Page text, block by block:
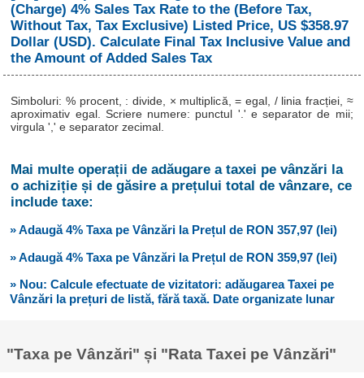
(Charge) 4% Sales Tax Rate to the (Before Tax,
Without Tax, Tax Exclusive) Listed Price, US $358.97
Dollar (USD). Calculate Final Tax Inclusive Value and
the Amount of Added Sales Tax
Simboluri: % procent, : divide, × multiplică, = egal, / linia fracției, ≈
aproximativ egal. Scriere numere: punctul '.' e separator de mii;
virgula ',' e separator zecimal.
Mai multe operații de adăugare a taxei pe vânzări la
o achiziție și de găsire a prețului total de vânzare, ce
include taxe:
» Adaugă 4% Taxa pe Vânzări la Prețul de RON 357,97 (lei)
» Adaugă 4% Taxa pe Vânzări la Prețul de RON 359,97 (lei)
» Nou: Calcule efectuate de vizitatori: adăugarea Taxei pe
Vânzări la prețuri de listă, fără taxă. Date organizate lunar
"Taxa pe Vânzări" și "Rata Taxei pe Vânzări"